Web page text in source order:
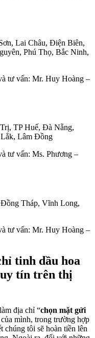
Lai Châu, Điện Biên,
Phú Thọ, Bắc Ninh,
tư vấn: Mr. Huy Hoàng –
TP Huế, Đà Nẵng,
Lâm Đồng
tư vấn: Ms. Phương –
Tháp, Vĩnh Long,
tư vấn: Mr. Huy Hoàng –
tinh dầu hoa
tín trên thị
địa chỉ “chọn mặt gửi
mình, trong trường hợp
chúng tôi sẽ hoàn tiền lên